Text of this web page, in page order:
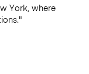
York, where